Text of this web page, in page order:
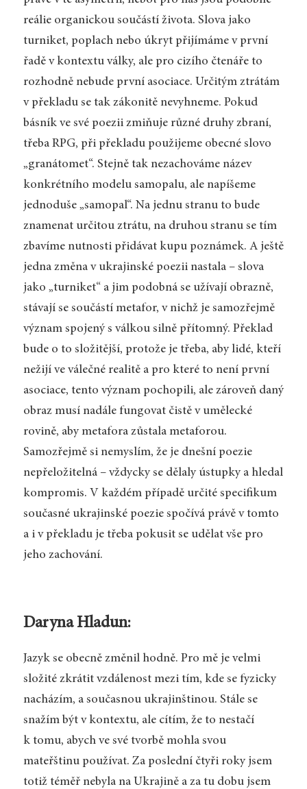
reálie organickou součástí života. Slova jako
turniket, poplach nebo úkryt přijímáme v první
řadě v kontextu války, ale pro cizího čtenáře to
rozhodně nebude první asociace. Určitým ztrátám
v překladu se tak zákonitě nevyhneme. Pokud
básník ve své poezii zmiňuje různé druhy zbraní,
třeba RPG, při překladu použijeme obecné slovo
„granátomet“. Stejně tak nezachováme název
konkrétního modelu samopalu, ale napíšeme
jednoduše „samopal“. Na jednu stranu to bude
znamenat určitou ztrátu, na druhou stranu se tím
zbavíme nutnosti přidávat kupu poznámek. A ještě
jedna změna v ukrajinské poezii nastala – slova
jako „turniket“ a jim podobná se užívají obrazně,
stávají se součástí metafor, v nichž je samozřejmě
význam spojený s válkou silně přítomný. Překlad
bude o to složitější, protože je třeba, aby lidé, kteří
nežijí ve válečné realitě a pro které to není první
asociace, tento význam pochopili, ale zároveň daný
obraz musí nadále fungovat čistě v umělecké
rovině, aby metafora zůstala metaforou.
Samozřejmě si nemyslím, že je dnešní poezie
nepřeložitelná – vždycky se dělaly ústupky a hledal
kompromis. V každém případě určité specifikum
současné ukrajinské poezie spočívá právě v tomto
a i v překladu je třeba pokusit se udělat vše pro
jeho zachování.
Daryna Hladun:
Jazyk se obecně změnil hodně. Pro mě je velmi
složité zkrátit vzdálenost mezi tím, kde se fyzicky
nacházím, a současnou ukrajinštinou. Stále se
snažím být v kontextu, ale cítím, že to nestačí
k tomu, abych ve své tvorbě mohla svou
mateřštinu používat. Za poslední čtyři roky jsem
totiž téměř nebyla na Ukrajině a za tu dobu jsem